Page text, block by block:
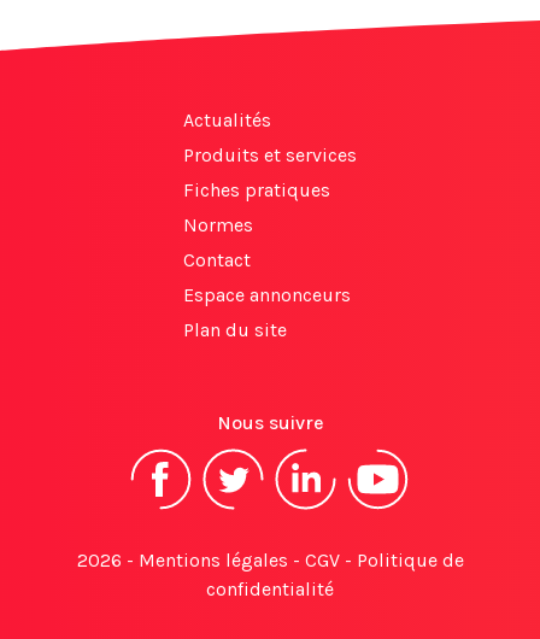
Actualités
Produits et services
Fiches pratiques
Normes
Contact
Espace annonceurs
Plan du site
Nous suivre
2026 - Mentions légales - CGV- Politique de
confidentialité